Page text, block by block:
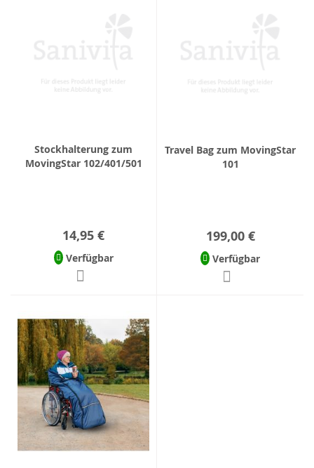
Stockhalterung zum
MovingStar 102/401/501
14,95 €
Verfügbar
Travel Bag zum MovingStar
101
199,00 €
Verfügbar